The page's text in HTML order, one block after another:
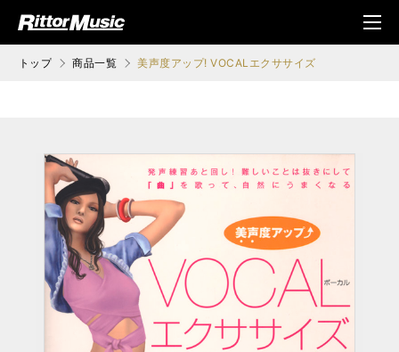
ジック (Rittor Musi
メニ
ュ
トップ 商品一覧 美声度アップ! VOCALエクササイズ